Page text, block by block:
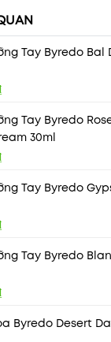
Tay Byredo
Tay Byredo
30ml
Tay Byredo
Tay Byredo
Byredo Desert